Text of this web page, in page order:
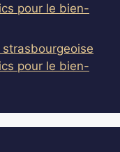
pour le bien-
pour le bien-